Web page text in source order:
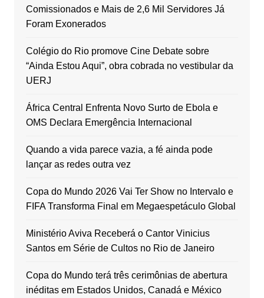
Comissionados e Mais de 2,6 Mil Servidores Já
Foram Exonerados
Colégio do Rio promove Cine Debate sobre
“Ainda Estou Aqui”, obra cobrada no vestibular da
UERJ
África Central Enfrenta Novo Surto de Ebola e
OMS Declara Emergência Internacional
Quando a vida parece vazia, a fé ainda pode
lançar as redes outra vez
Copa do Mundo 2026 Vai Ter Show no Intervalo e
FIFA Transforma Final em Megaespetáculo Global
Ministério Aviva Receberá o Cantor Vinicius
Santos em Série de Cultos no Rio de Janeiro
Copa do Mundo terá três cerimônias de abertura
inéditas em Estados Unidos, Canadá e México